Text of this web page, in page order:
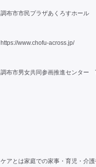
調布市市民プラザあくろすホール
https://www.chofu-across.jp/
調布市男女共同参画推進センター
ケアとは家庭での家事・育児・介